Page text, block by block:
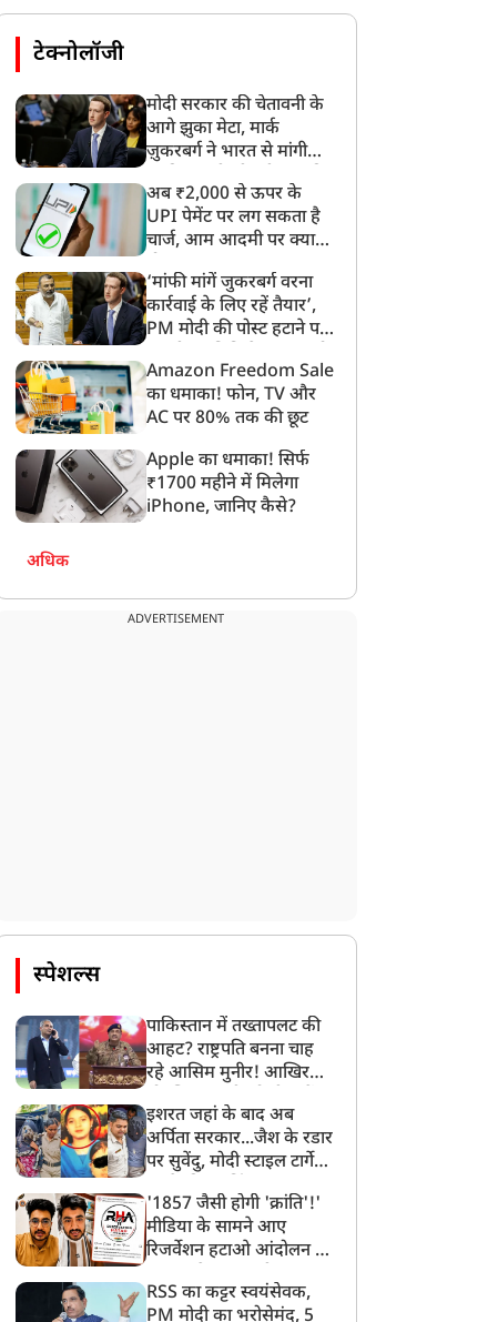
न्यूज
के बाद सम्राट चौधरी पर
टेक्नोलॉजी
मोदी सरकार की चेतावनी के
आगे झुका मेटा, मार्क
ज़ुकरबर्ग ने भारत से मांगी
अब ₹2,000 से ऊपर के
UPI पेमेंट पर लग सकता है
चार्ज, आम आदमी पर क्या
‘मांफी मांगें जुकरबर्ग वरना
कार्रवाई के लिए रहें तैयार’,
PM मोदी की पोस्ट हटाने पर
लगाई फटकार
Amazon Freedom Sale
का धमाका! फोन, TV और
AC पर 80% तक की छूट
Apple का धमाका! सिर्फ
₹1700 महीने में मिलेगा
iPhone, जानिए कैसे?
अधिक
ADVERTISEMENT
स्पेशल्स
पाकिस्तान में तख्तापलट की
आहट? राष्ट्रपति बनना चाह
रहे आसिम मुनीर! आखिर
बनाया मोहरा?
इशरत जहां के बाद अब
अर्पिता सरकार...जैश के रडार
पर सुवेंदु, मोदी स्टाइल टार्गेट
बड़ा एक्शन!
'1857 जैसी होगी 'क्रांति'!'
मीडिया के सामने आए
रिजर्वेशन हटाओ आंदोलन के
दिया RHA का मास्टरप्लान
RSS का कट्टर स्वयंसेवक,
PM मोदी का भरोसेमंद, 5